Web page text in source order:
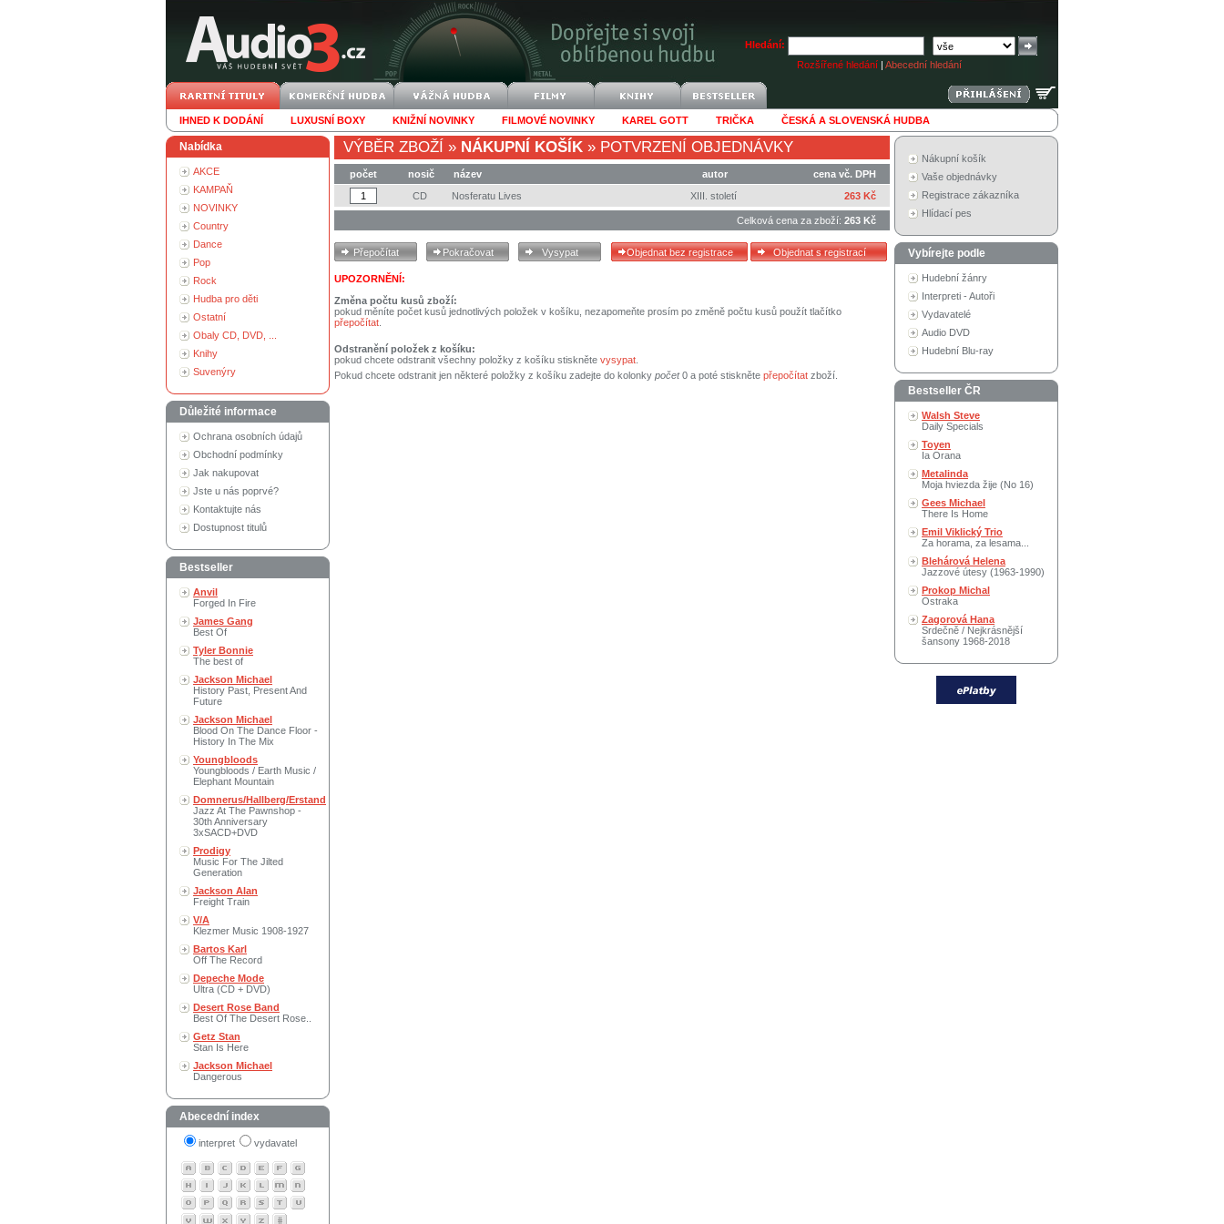
Hledání:
Rozšířené hledání | Abecední hledání
IHNED K DODÁNÍ LUXUSNÍ BOXY KNIŽNÍ NOVINKY FILMOVÉ NOVINKY KAREL GOTT TRIČKA ČESKÁ A SLOVENSKÁ HUDBA
Nabídka
AKCE
KAMPAŇ
NOVINKY
Country
Dance
Pop
Rock
Hudba pro děti
Ostatní
Obaly CD, DVD, ...
Knihy
Suvenýry
Důležité informace
Ochrana osobních údajů
Obchodní podmínky
Jak nakupovat
Jste u nás poprvé?
Kontaktujte nás
Dostupnost titulů
Bestseller
Anvil
Forged In Fire
James Gang
Best Of
Tyler Bonnie
The best of
Jackson Michael
History Past, Present And
Future
Jackson Michael
Blood On The Dance Floor -
History In The Mix
Youngbloods
Youngbloods / Earth Music /
Elephant Mountain
Domnerus/Hallberg/Erstand
Jazz At The Pawnshop -
30th Anniversary
3xSACD+DVD
Prodigy
Music For The Jilted
Generation
Jackson Alan
Freight Train
V/A
Klezmer Music 1908-1927
Bartos Karl
Off The Record
Depeche Mode
Ultra (CD + DVD)
Desert Rose Band
Best Of The Desert Rose..
Getz Stan
Stan Is Here
Jackson Michael
Dangerous
Abecední index
interpret vydavatel
VÝBĚR ZBOŽÍ » NÁKUPNÍ KOŠÍK » POTVRZENÍ OBJEDNÁVKY
počet nosič název autor
cena vč. DPH
CD
Nosferatu Lives XIII. století 263 Kč
Celková cena za zboží: 263 Kč
UPOZORNĚNÍ:
Změna počtu kusů zboží:
pokud měníte počet kusů jednotlivých položek v košíku, nezapomeňte prosím po změně počtu kusů použít tlačítko
přepočítat
Odstranění položek z košíku:
pokud chcete odstranit všechny položky z košíku stiskněte vysypat
Pokud chcete odstranit jen některé položky z košíku zadejte do kolonky počet0 a poté stiskněte přepočítat zboží.
Nákupní košík
Vaše objednávky
Registrace zákazníka
Hlídací pes
Vybírejte podle
Hudební žánry
Interpreti - Autoři
Vydavatelé
Audio DVD
Hudební Blu-ray
Bestseller ČR
Walsh Steve
Daily Specials
Toyen
Ia Orana
Metalinda
Moja hviezda žije (No 16)
Gees Michael
There Is Home
Emil Viklický Trio
Za horama, za lesama...
Blehárová Helena
Jazzové útesy (1963-1990)
Prokop Michal
Ostraka
Zagorová Hana
Srdečně / Nejkrásnější
šansony 1968-2018